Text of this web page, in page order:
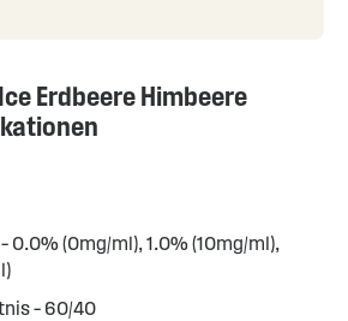
Erdbeere Himbeere
0.0% (0mg/ml), 1.0% (10mg/ml),
– 60/40